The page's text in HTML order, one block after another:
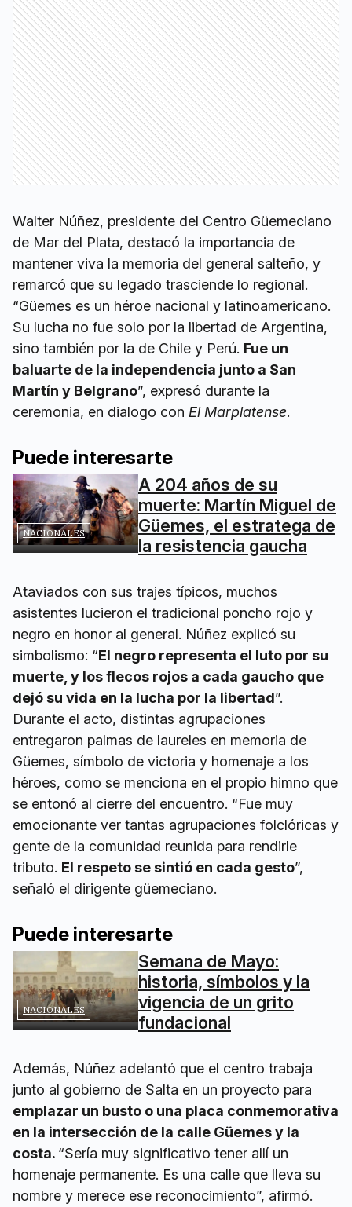
Walter Núñez, presidente del Centro Güemeciano
de Mar del Plata, destacó la importancia de
mantener viva la memoria del general salteño, y
remarcó que su legado trasciende lo regional.
“Güemes es un héroe nacional y latinoamericano.
Su lucha no fue solo por la libertad de Argentina,
sino también por la de Chile y Perú. Fue un
baluarte de la independencia junto a San
Martín y Belgrano”, expresó durante la
ceremonia, en dialogo con El Marplatense.
Puede interesarte
NACIONALES
A 204 años de su
muerte: Martín Miguel de
Güemes, el estratega de
la resistencia gaucha
Ataviados con sus trajes típicos, muchos
asistentes lucieron el tradicional poncho rojo y
negro en honor al general. Núñez explicó su
simbolismo: “El negro representa el luto por su
muerte, y los flecos rojos a cada gaucho que
dejó su vida en la lucha por la libertad”.
Durante el acto, distintas agrupaciones
entregaron palmas de laureles en memoria de
Güemes, símbolo de victoria y homenaje a los
héroes, como se menciona en el propio himno que
se entonó al cierre del encuentro. “Fue muy
emocionante ver tantas agrupaciones folclóricas y
gente de la comunidad reunida para rendirle
tributo. El respeto se sintió en cada gesto”,
señaló el dirigente güemeciano.
Puede interesarte
NACIONALES
Semana de Mayo:
historia, símbolos y la
vigencia de un grito
fundacional
Además, Núñez adelantó que el centro trabaja
junto al gobierno de Salta en un proyecto para
emplazar un busto o una placa conmemorativa
en la intersección de la calle Güemes y la
costa. “Sería muy significativo tener allí un
homenaje permanente. Es una calle que lleva su
nombre y merece ese reconocimiento”, afirmó.